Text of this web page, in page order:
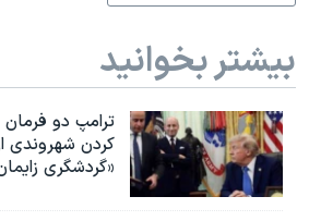
بیشتر بخوانید
ترامپ دو
کردن شهروندی
«گردشگری